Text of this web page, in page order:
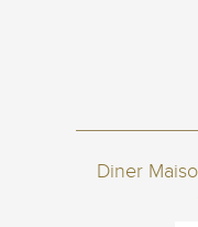
Diner